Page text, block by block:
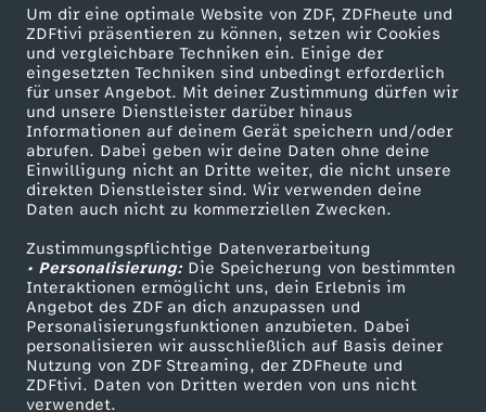
Um dir eine optimale Website von ZDF, ZDFheute und
ZDFtivi präsentieren zu können, setzen wir Cookies
und vergleichbare Techniken ein. Einige der
eingesetzten Techniken sind unbedingt erforderlich
für unser Angebot. Mit deiner Zustimmung dürfen wir
und unsere Dienstleister darüber hinaus
Informationen auf deinem Gerät speichern und/oder
abrufen. Dabei geben wir deine Daten ohne deine
Einwilligung nicht an Dritte weiter, die nicht unsere
direkten Dienstleister sind. Wir verwenden deine
Daten auch nicht zu kommerziellen Zwecken.
Zustimmungspflichtige Datenverarbeitung
• Personalisierung:Die Speicherung von bestimmten
Interaktionen ermöglicht uns, dein Erlebnis im
Angebot des ZDF an dich anzupassen und
Personalisierungsfunktionen anzubieten. Dabei
personalisieren wir ausschließlich auf Basis deiner
Nutzung von ZDF Streaming, der ZDFheute und
ZDFtivi. Daten von Dritten werden von uns nicht
verwendet.
l
-
D
a
s
W
u
n
Mehr ZDF
ZDF-Apps
Smart TV
ZDFtext
Livestreams
Sendungen A-Z
TV-Programm
Service
ZDFmitreden
Kontakt zum ZDF
Tickets
Zuschauerservice
Hilfe